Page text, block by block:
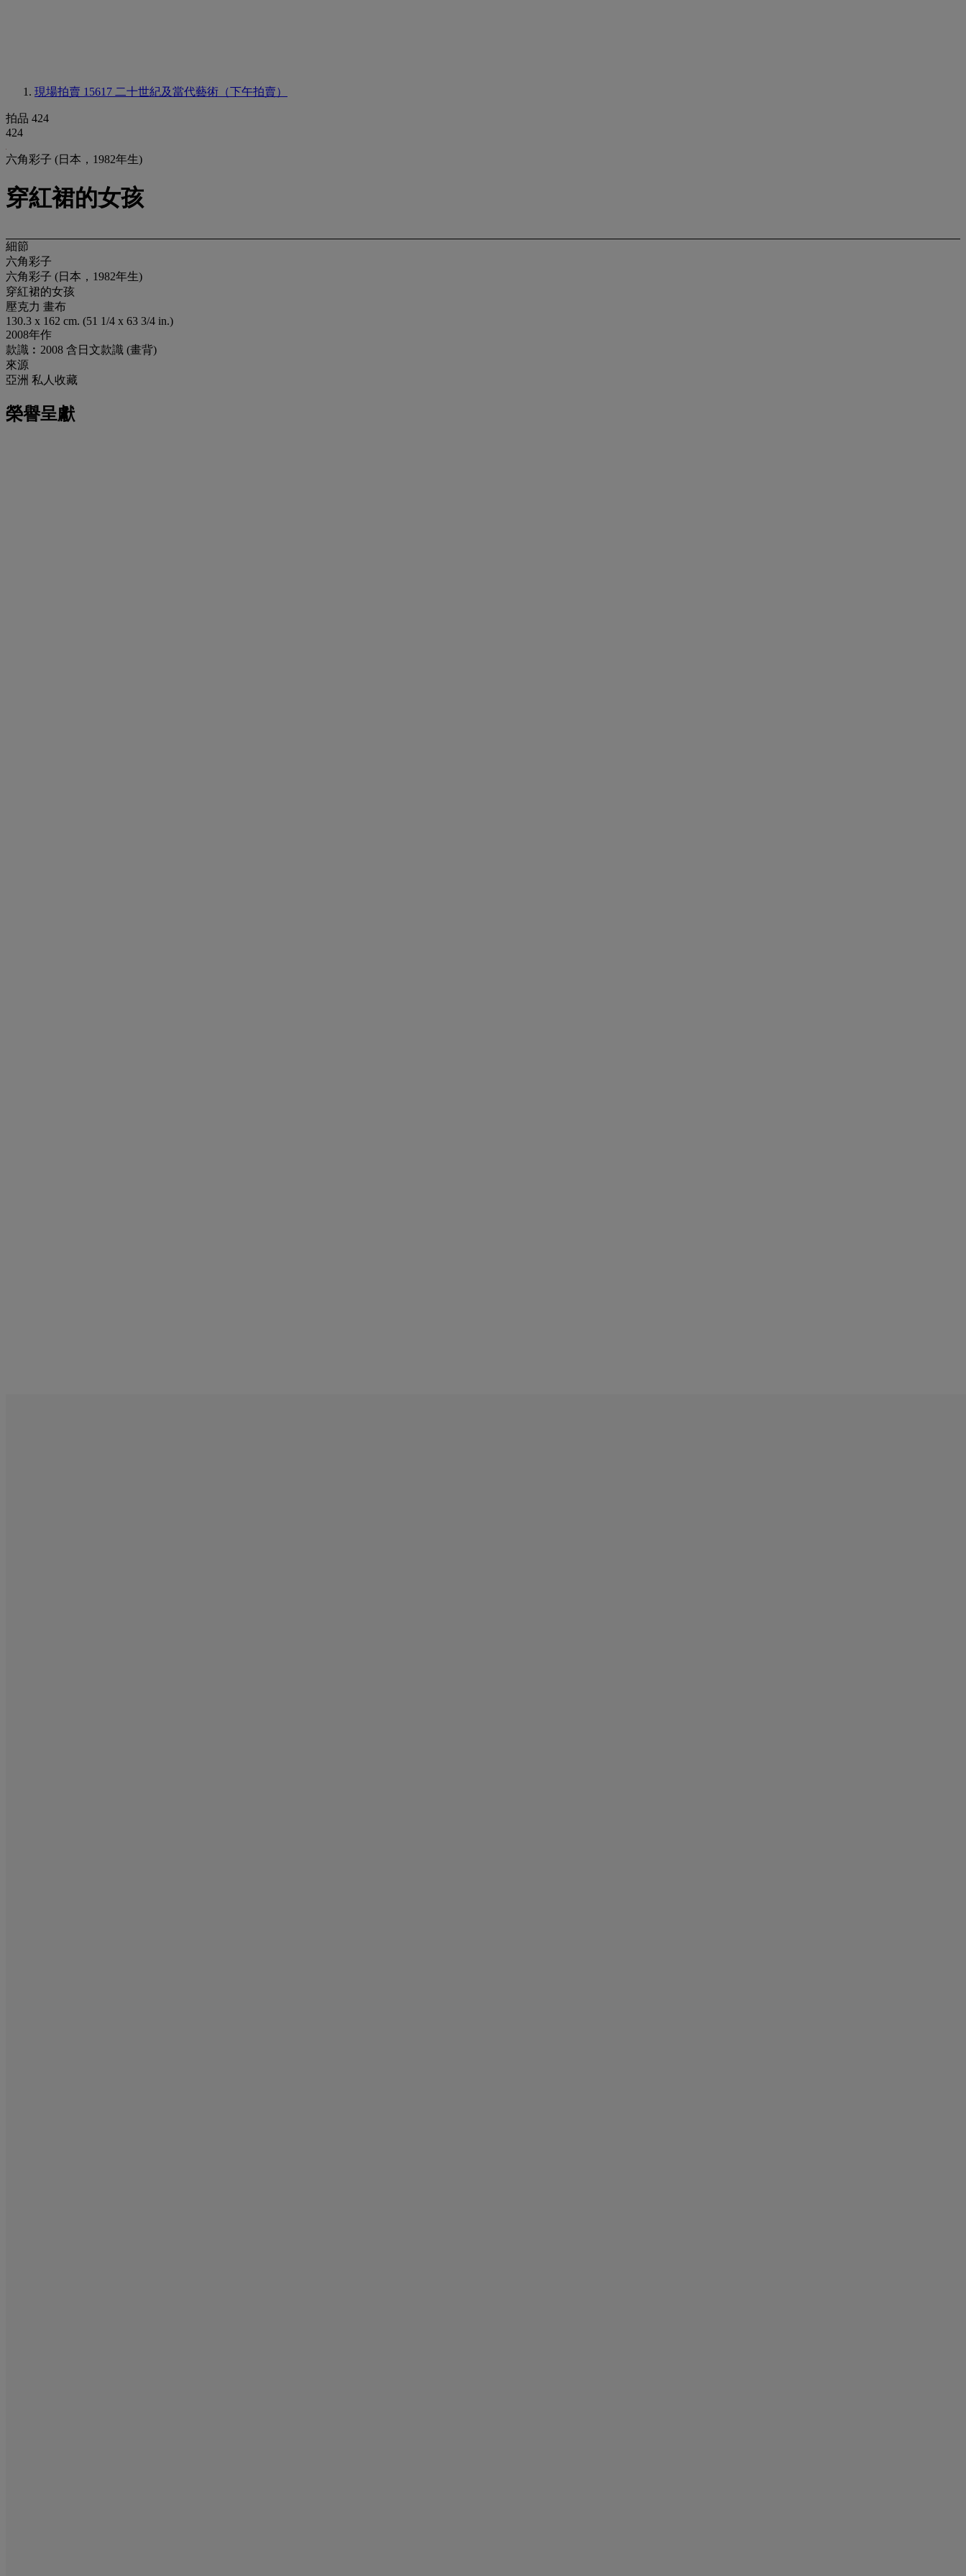
現場拍賣 15617 二十世紀及當代藝術（下午拍賣）
拍品 424
424
六角彩子 (日本，1982年生)
穿紅裙的女孩
細節
六角彩子
六角彩子 (日本，1982年生)
穿紅裙的女孩
壓克力 畫布
130.3 x 162 cm. (51 1/4 x 63 3/4 in.)
2008年作
款識︰2008 含日文款識 (畫背)
來源
亞洲 私人收藏
榮譽呈獻